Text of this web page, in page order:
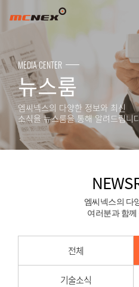
NEWSROOM
MEDIA CENTER
뉴스룸
엠씨넥스의 다양한 정보와 최신
소식을 뉴스룸을 통해 알려드립니
엠씨넥스의 다
여러분과 함
전체
기술소식